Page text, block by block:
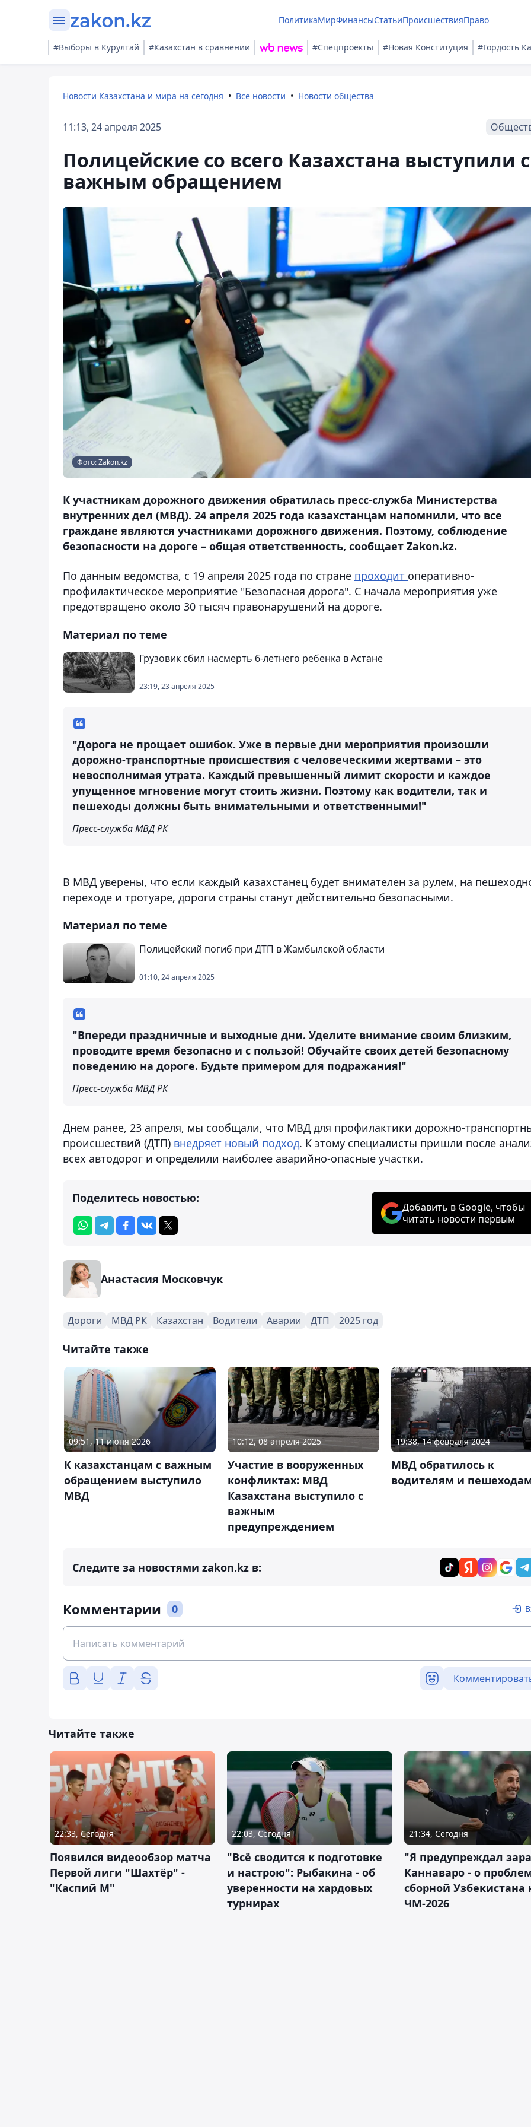
ПолитикаМирФинансыСтатьиПроисшествияПраво
#Выборы в Курултай #Казахстан в сравнении #Спецпроекты #Новая Конституция #Гордость
Новости Казахстана и мира на сегодня Все новости Новости общества
11:13, 24 апреля 2025
Полицейские со всего Казахстана выступили с
важным обращением
Фото: Zakon.kz
К участникам дорожного движения обратилась пресс-служба Министерства
внутренних дел (МВД). 24 апреля 2025 года казахстанцам напомнили, что все
граждане являются участниками дорожного движения. Поэтому, соблюдение
безопасности на дороге – общая ответственность, сообщает Zakon.kz.
По данным ведомства, с 19 апреля 2025 года по стране проходит оперативно-
профилактическое мероприятие "Безопасная дорога". С начала мероприятия уже
предотвращено около 30 тысяч правонарушений на дороге.
Материал по теме
Грузовик сбил насмерть 6-летнего ребенка в Астане
23:19, 23 апреля 2025
"Дорога не прощает ошибок. Уже в первые дни мероприятия произошли
дорожно-транспортные происшествия с человеческими жертвами – это
невосполнимая утрата. Каждый превышенный лимит скорости и каждое
упущенное мгновение могут стоить жизни. Поэтому как водители, так и
пешеходы должны быть внимательными и ответственными!"
Пресс-служба МВД РК
В МВД уверены, что если каждый казахстанец будет внимателен за рулем, на
переходе и тротуаре, дороги страны станут действительно безопасными.
Материал по теме
Полицейский погиб при ДТП в Жамбылской области
01:10, 24 апреля 2025
"Впереди праздничные и выходные дни. Уделите внимание своим близким,
проводите время безопасно и с пользой! Обучайте своих детей безопасному
поведению на дороге. Будьте примером для подражания!"
Пресс-служба МВД РК
Днем ранее, 23 апреля, мы сообщали, что МВД для профилактики дорожно-
происшествий (ДТП) внедряет новый подход. К этому специалисты пришли после
всех автодорог и определили наиболее аварийно-опасные участки.
Поделитесь новостью:
Добавить в Google, чтобы
читать новости первым
Анастасия Московчук
Дороги МВД РК Казахстан Водители Аварии ДТП 2025 год
Читайте также
09:51, 11 июня 2026
К казахстанцам с важным
обращением выступило
МВД
10:12, 08 апреля 2025
Участие в вооруженных
конфликтах: МВД
Казахстана выступило с
важным
предупреждением
19:38, 14 февраля 2024
МВД обратилось к
водителям и
Следите за новостями zakon.kz в:
Комментарии 0
Читайте также
22:33, Сегодня
Появился видеообзор матча
Первой лиги "Шахтёр" -
"Каспий М"
22:03, Сегодня
"Всё сводится к подготовке
и настрою": Рыбакина - об
уверенности на хардовых
турнирах
21:34, Сегодня
"Я предупреждал
Каннаваро - о
сборной Узбекистана
ЧМ-2026